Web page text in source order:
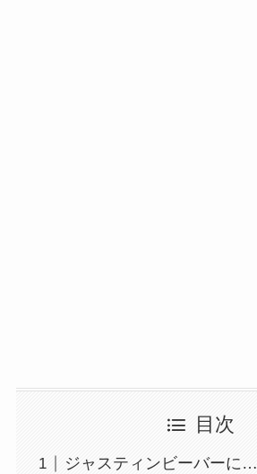
目次
ジャスティンビーバーに…